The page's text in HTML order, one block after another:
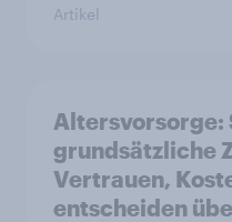
Artikel
Altersvorsorge:
grundsätzliche
Vertrauen,
entscheiden